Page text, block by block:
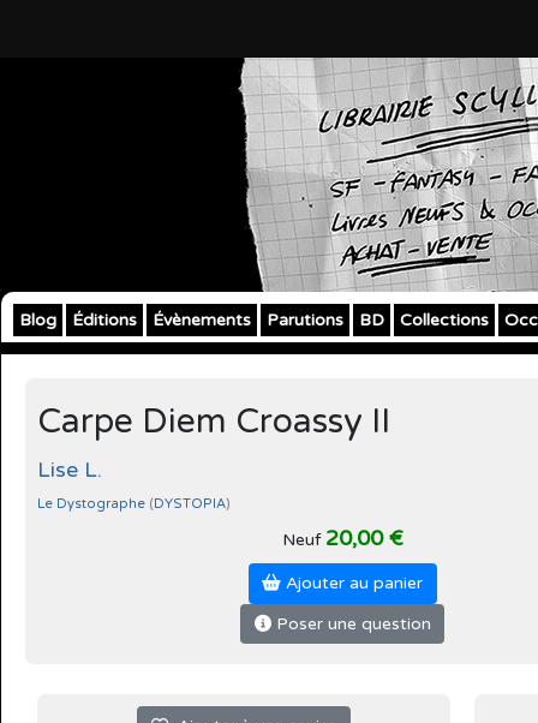
Blog Éditions Évènements Parutions BD Collections
Carpe Diem Croassy II
Lise L.
Le Dystographe (DYSTOPIA)
Neuf 20,00 €
Ajouter au panier
Poser une question